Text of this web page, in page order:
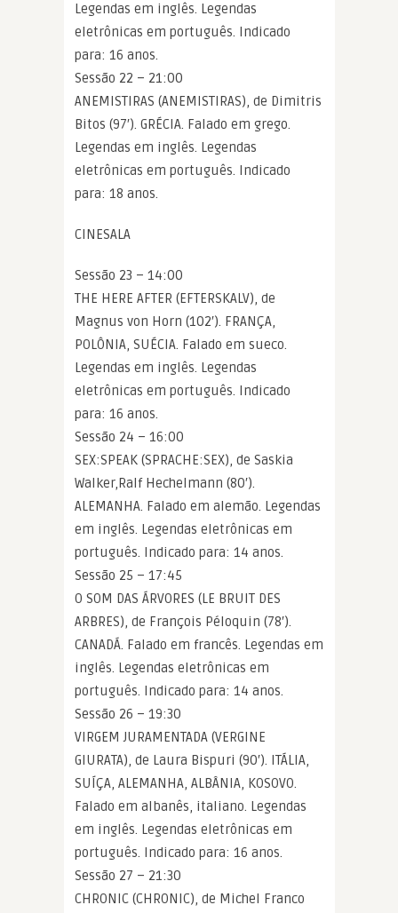
Legendas em inglês. Legendas
eletrônicas em português. Indicado
para: 16 anos.
Sessão 22 – 21:00
ANEMISTIRAS (ANEMISTIRAS), de Dimitris
Bitos (97′). GRÉCIA. Falado em grego.
Legendas em inglês. Legendas
eletrônicas em português. Indicado
para: 18 anos.
CINESALA
Sessão 23 – 14:00
THE HERE AFTER (EFTERSKALV), de
Magnus von Horn (102′). FRANÇA,
POLÔNIA, SUÉCIA. Falado em sueco.
Legendas em inglês. Legendas
eletrônicas em português. Indicado
para: 16 anos.
Sessão 24 – 16:00
SEX:SPEAK (SPRACHE:SEX), de Saskia
Walker,Ralf Hechelmann (80′).
ALEMANHA. Falado em alemão. Legendas
em inglês. Legendas eletrônicas em
português. Indicado para: 14 anos.
Sessão 25 – 17:45
O SOM DAS ÁRVORES (LE BRUIT DES
ARBRES), de François Péloquin (78′).
CANADÁ. Falado em francês. Legendas em
inglês. Legendas eletrônicas em
português. Indicado para: 14 anos.
Sessão 26 – 19:30
VIRGEM JURAMENTADA (VERGINE
GIURATA), de Laura Bispuri (90′). ITÁLIA,
SUÍÇA, ALEMANHA, ALBÂNIA, KOSOVO.
Falado em albanês, italiano. Legendas
em inglês. Legendas eletrônicas em
português. Indicado para: 16 anos.
Sessão 27 – 21:30
CHRONIC (CHRONIC), de Michel Franco